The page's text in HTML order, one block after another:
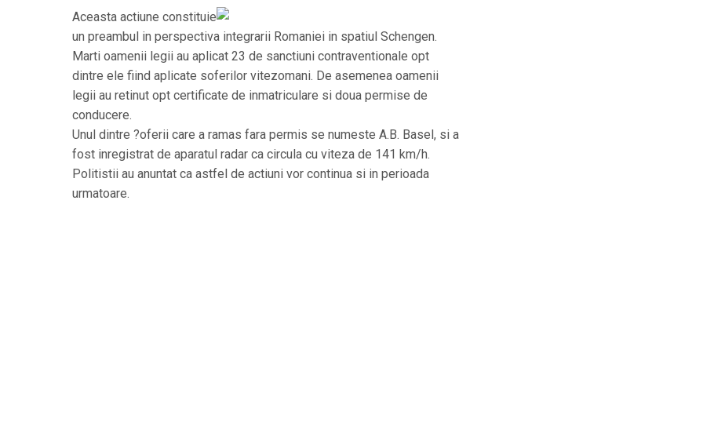
Aceasta actiune constituie
un preambul in perspectiva integrarii Romaniei in spatiul Schengen.
Marti oamenii legii au aplicat 23 de sanctiuni contraventionale opt
dintre ele fiind aplicate soferilor vitezomani. De asemenea oamenii
legii au retinut opt certificate de inmatriculare si doua permise de
conducere.
Unul dintre ?oferii care a ramas fara permis se numeste A.B. Basel, si a
fost inregistrat de aparatul radar ca circula cu viteza de 141 km/h.
Politistii au anuntat ca astfel de actiuni vor continua si in perioada
urmatoare.